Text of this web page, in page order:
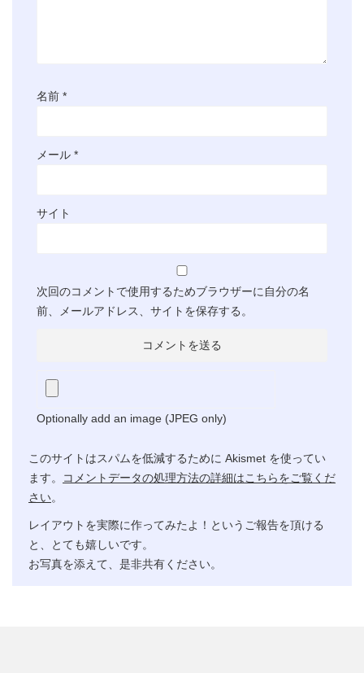
名前 *
メール *
サイト
次回のコメントで使用するためブラウザーに自分の名
前、メールアドレス、サイトを保存する。
Optionally add an image (JPEG only)
このサイトはスパムを低減するために Akismet を使ってい
ます。
コメントデータの処理方法の詳細はこちらをご覧くだ
さい。
レイアウトを実際に作ってみたよ！というご報告を頂ける
と、とても嬉しいです。
お写真を添えて、是非共有ください。